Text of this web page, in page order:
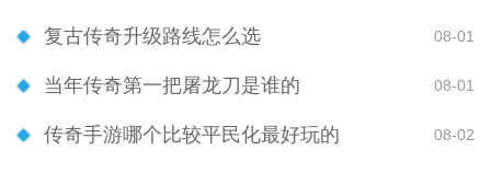
复古传奇升级路线怎么选 08-01
当年传奇第一把屠龙刀是谁的 08-01
传奇手游哪个比较平民化最好玩的 08-02